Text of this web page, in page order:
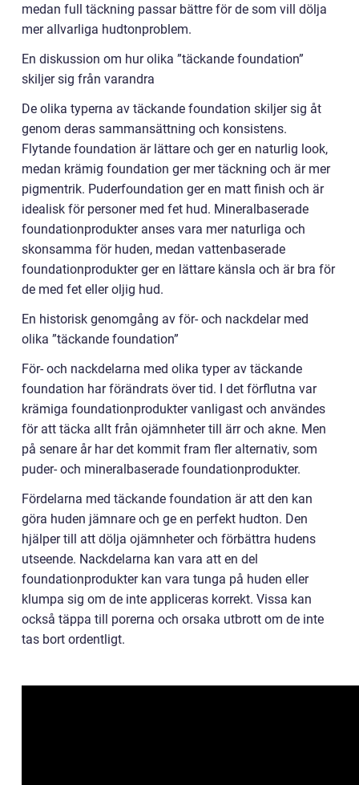
medan full täckning passar bättre för de som vill dölja
mer allvarliga hudtonproblem.
En diskussion om hur olika ”täckande foundation”
skiljer sig från varandra
De olika typerna av täckande foundation skiljer sig åt
genom deras sammansättning och konsistens.
Flytande foundation är lättare och ger en naturlig look,
medan krämig foundation ger mer täckning och är mer
pigmentrik. Puderfoundation ger en matt finish och är
idealisk för personer med fet hud. Mineralbaserade
foundationprodukter anses vara mer naturliga och
skonsamma för huden, medan vattenbaserade
foundationprodukter ger en lättare känsla och är bra för
de med fet eller oljig hud.
En historisk genomgång av för- och nackdelar med
olika ”täckande foundation”
För- och nackdelarna med olika typer av täckande
foundation har förändrats över tid. I det förflutna var
krämiga foundationprodukter vanligast och användes
för att täcka allt från ojämnheter till ärr och akne. Men
på senare år har det kommit fram fler alternativ, som
puder- och mineralbaserade foundationprodukter.
Fördelarna med täckande foundation är att den kan
göra huden jämnare och ge en perfekt hudton. Den
hjälper till att dölja ojämnheter och förbättra hudens
utseende. Nackdelarna kan vara att en del
foundationprodukter kan vara tunga på huden eller
klumpa sig om de inte appliceras korrekt. Vissa kan
också täppa till porerna och orsaka utbrott om de inte
tas bort ordentligt.